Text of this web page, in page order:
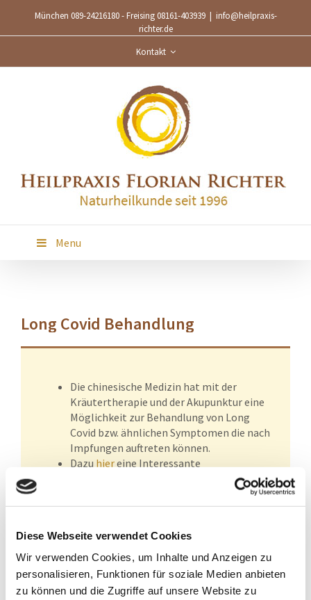
Diese Webseite verwendet Cookies
Wir verwenden Cookies, um Inhalte und Anzeigen zu
personalisieren, Funktionen für soziale Medien anbieten
zu können und die Zugriffe auf unsere Website zu
München 089-24216180 - Freising 08161-403939 | info@heilpraxis-
richter.de
Kontakt
Menu
Long Covid Behandlung
Die chinesische Medizin hat mit der
Kräutertherapie und der Akupunktur eine
Möglichkeit zur Behandlung von Long
Covid bzw. ähnlichen Symptomen die nach
Impfungen auftreten können.
Dazu hiereine Interessante